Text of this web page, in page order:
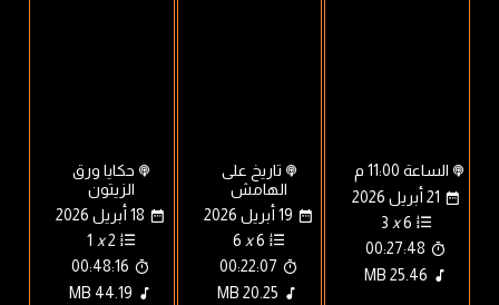
الساعة 11:00 م
21 أبريل 2026
6
x
3
00:27:48
25.46 MB
تاريخ على
الهامش
19 أبريل 2026
6
x
6
00:22:07
20.25 MB
حكايا ورق
الزيتون
18 أبريل 2026
2
x
1
00:48:16
44.19 MB